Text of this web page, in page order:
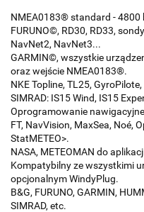
NMEA0183® standard - 4800
FURUNO©, RD30, RD33,
NavNet2, NavNet3...
GARMIN©, wszystkie
oraz wejście NMEA0183®.
NKE Topline, TL25,
SIMRAD: IS15 Wind, IS15
Oprogramowanie
FT, NavVision, MaxSea, Noé,
StatMETEO>.
NASA, METEOMAN do
Kompatybilny ze wszystkimi
opcjonalnym WindyPlug.
B&G, FURUNO, GARMIN,
SIMRAD, etc.